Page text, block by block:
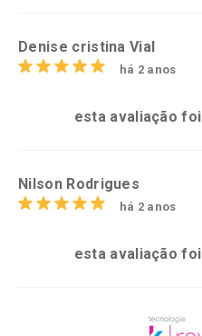
Denise cristina Vial
há 2 anos
esta avaliação
Nilson Rodrigues
há 2 anos
esta avaliação